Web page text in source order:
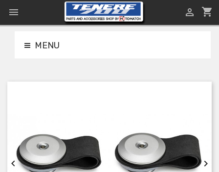
 shopping_cart

MENU
 